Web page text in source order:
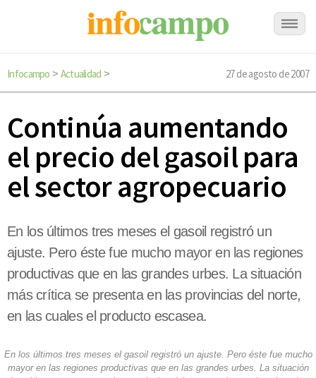
Infocampo > Actualidad > 27 de agosto de 2007
Continúa aumentando
el precio del gasoil para
el sector agropecuario
En los últimos tres meses el gasoil registró un
ajuste. Pero éste fue mucho mayor en las regiones
productivas que en las grandes urbes. La situación
más crítica se presenta en las provincias del norte,
en las cuales el producto escasea.
En los últimos tres meses el gasoil registró un ajuste. Pero éste fue mucho
mayor en las regiones productivas que en las grandes urbes. La situación